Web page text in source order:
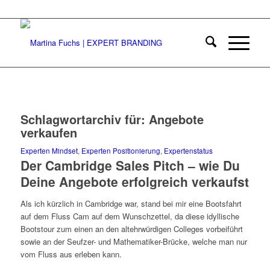
Schlagwortarchiv für: Angebote
verkaufen
Experten Mindset, Experten Positionierung, Expertenstatus
Der Cambridge Sales Pitch – wie Du
Deine Angebote erfolgreich verkaufst
Als ich kürzlich in Cambridge war, stand bei mir eine Bootsfahrt
auf dem Fluss Cam auf dem Wunschzettel, da diese idyllische
Bootstour zum einen an den altehrwürdigen Colleges vorbeiführt
sowie an der Seufzer- und Mathematiker-Brücke, welche man nur
vom Fluss aus erleben kann.